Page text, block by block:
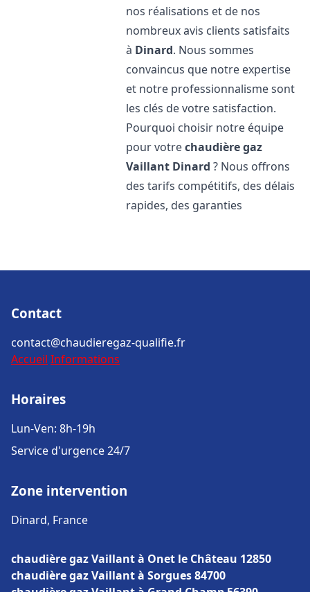
nos réalisations et de nos
nombreux avis clients satisfaits
à Dinard. Nous sommes
convaincus que notre expertise
et notre professionnalisme sont
les clés de votre satisfaction.
Pourquoi choisir notre équipe
pour votrechaudière gaz
Vaillant Dinard ? Nous offrons
des tarifs compétitifs, des délais
rapides, des garanties
Contact
contact@chaudieregaz-qualifie.fr
Accueil Informations
Horaires
Lun-Ven: 8h-19h
Service d'urgence 24/7
Zone intervention
Dinard, France
chaudière gaz Vaillant à Onet le Château 12850
chaudière gaz Vaillant à Sorgues 84700